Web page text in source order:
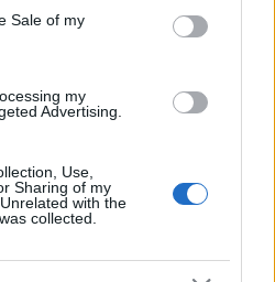
Sale of my
my
Advertising.
Use,
Sharing of my
with the
collected.
αρχική κατηγορία, η